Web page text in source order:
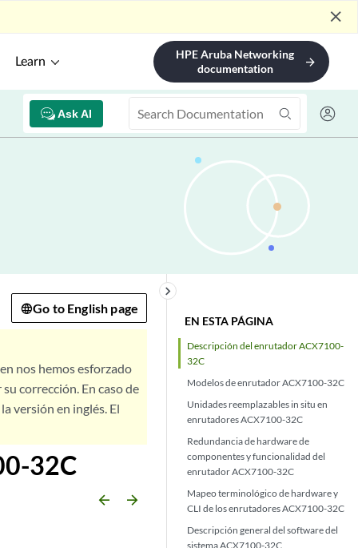
close
Learn
HPE Aruba Networking
documentation
arrow_forward
Ask AI
EN ESTA PÁGINA
Descripción del enrutador ACX7100-
32C
Modelos de enrutador ACX7100-32C
Unidades reemplazables in situ en
enrutadores ACX7100-32C
Redundancia de hardware de
componentes y funcionalidad del
enrutador ACX7100-32C
Mapeo terminológico de hardware y
CLI de los enrutadores ACX7100-32C
Descripción general del software del
sistema ACX7100-32C
keyboard_arrow_right
Go to English page
nos hemos esforzado
corrección. En caso de
versión en inglés. El
32C
arrow_backward arrow_forward